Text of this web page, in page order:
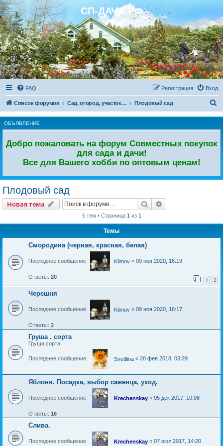
Регистрация СП-ДАЧА.РФ
FAQ Вход
Регистрация
Список форумов Сад, огород, участок. Дачный форум. Плодовый сад
ОБЪЯВЛЕНИЕ
Добро пожаловать на форум Совместных покупок
для сада и дачи!
Все для Вашего хобби по оптовым ценам!
Плодовый сад
Новая тема
Новаятема Поиск
5 тем • Страница 1 из 1
Темы
Смородина (черная, красная, белая)
Последнее сообщение Klimov « 09 ноя 2020, 16:19
Ответы: 20 1 2
Черешня
Последнее сообщение Klimov « 09 ноя 2020, 16:17
Ответы: 2
Груша . сорта
Груша сорта
Последнее сообщение Svetllina « 20 фев 2018, 03:29
Яблоня. Посадка, выбор саженца, уход.
Последнее сообщение Krechenskay « 05 дек 2017, 10:08
Ответы: 16
Слива.
Последнее сообщение Krechenskay « 07 июл 2017, 14:20